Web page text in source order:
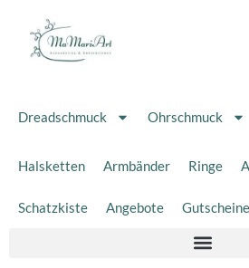
Inhalt
springen
Dreadschmuck Ohrschmuck
Halsketten Armbänder Ringe
Schatzkiste Angebote Gutscheine